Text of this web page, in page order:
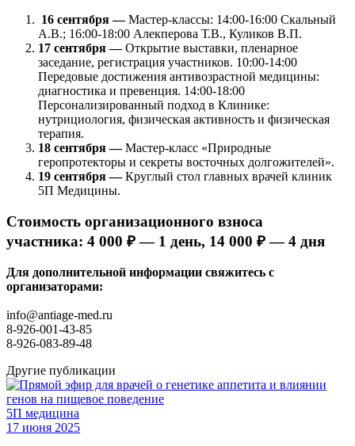
16 сентября —Мастер-классы: 14:00-16:00 Скальный
А.В.; 16:00-18:00 Алекперова Т.В., Куликов В.П.
17 сентября —Открытие выставки, пленарное
заседание, регистрация участников. 10:00-14:00
Передовые достижения антивозрастной медицины:
диагностика и превенция. 14:00-18:00
Персонализированный подход в Клинике:
нутрициология, физическая активность и физическая
терапия.
18 сентября —Мастер-класс «Природные
геропротекторы и секреты восточных долгожителей».
19 сентября —Круглый стол главных врачей клиник
5П Медицины.
Стоимость организационного взноса
участника: 4 000 ₽ — 1 день, 14 000 ₽ — 4 дня
Для дополнительной информации свяжитесь с
организаторами:
info@antiage-med.ru
8-926-001-43-85
8-926-083-89-48
Другие публикации
5П медицина
17 июня 2025